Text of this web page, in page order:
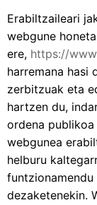
Erabiltzaileari
webgune
ere, https://
harremana hasi
zerbitzuak eta
hartzen du,
ordena
webgunea
helburu
dezaketenekin.